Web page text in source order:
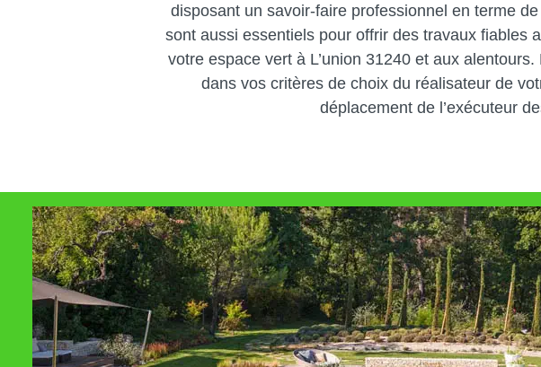
disposant un savoir-faire professionnel en terme
sont aussi essentiels pour offrir des travaux fiables
votre espace vert à L’union 31240 et aux
dans vos critères de choix du réalisateur de
déplacement de l’exécuteur